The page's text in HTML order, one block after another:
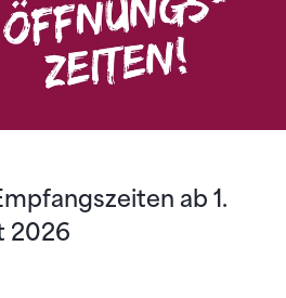
ab 1.
2026